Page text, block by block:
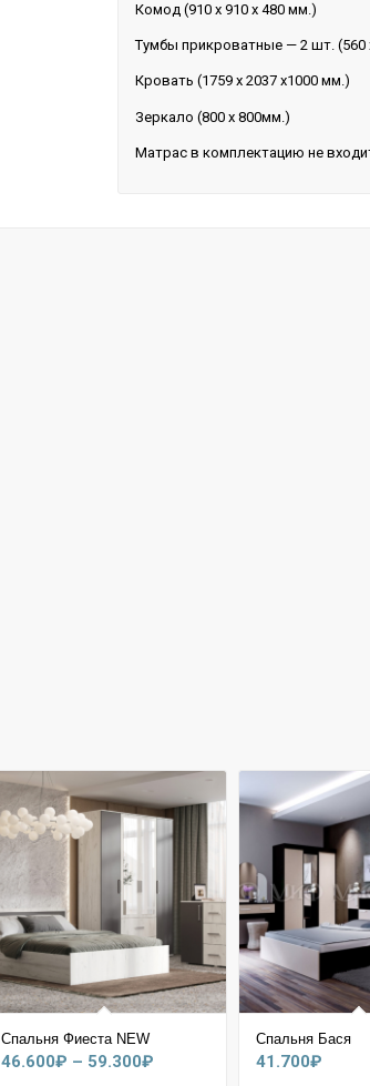
Комод (910 х 910 х 480 мм.)
Тумбы прикроватные — 2 шт. (560
Кровать (1759 х 2037 х1000 мм.)
Зеркало (800 х 800мм.)
Матрас в комплектацию не
Спальня Фиеста NEW
46.600₽ – 59.300₽
Спальня Бася
41.700₽